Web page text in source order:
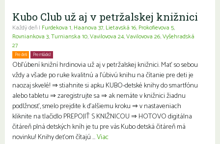
Kubo Club už aj v petržalskej knižnici
Každý deň | Furdekova 1, Haanova 37, Lietavská 16, Prokofievova 5,
Rovniankova 3,Turnianska 10,Vavilovova 24,Vavilovova 26,Vyšehradská
27
Pre deti Pre mládež
Obľúbení knižní hrdinovia už aj v petržalskej knižnici. Mať so sebou
vždy a všade po ruke kvalitnú a ľúbivú knihu na čítanie pre deti je
naozaj skvelé! ⇒ stiahnite si apku KUBO-detské knihy do smartfónu
alebo tabletu ⇒ zaregistrujte sa ⇒ ak nemáte v knižnici žiadnu
podlžnosť, smelo prejdite k ďalšiemu kroku ⇒ v nastaveniach
kliknite na tlačidlo PREPOJIŤ S KNIŽNICOU ⇒ HOTOVO digitálna
čitáreň plná detských kníh je tu pre vás Kubo detská čitáreň má
novinku! Knihy deťom čítajú ...Viac